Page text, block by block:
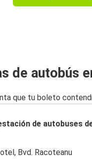
de autobús
que tu boleto
de autobuses
Bvd. Racoteanu